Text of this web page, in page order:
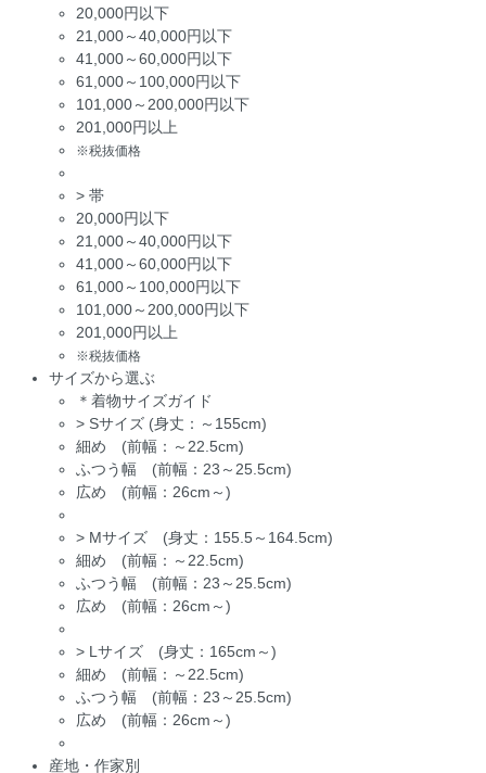
20,000円以下
21,000～40,000円以下
41,000～60,000円以下
61,000～100,000円以下
101,000～200,000円以下
201,000円以上
※税抜価格
> 帯
20,000円以下
21,000～40,000円以下
41,000～60,000円以下
61,000～100,000円以下
101,000～200,000円以下
201,000円以上
※税抜価格
サイズから選ぶ
＊着物サイズガイド
> Sサイズ (身丈：～155cm)
細め (前幅：～22.5cm)
ふつう幅 (前幅：23～25.5cm)
広め (前幅：26cm～)
> Mサイズ (身丈：155.5～164.5cm)
細め (前幅：～22.5cm)
ふつう幅 (前幅：23～25.5cm)
広め (前幅：26cm～)
> Lサイズ (身丈：165cm～)
細め (前幅：～22.5cm)
ふつう幅 (前幅：23～25.5cm)
広め (前幅：26cm～)
産地・作家別